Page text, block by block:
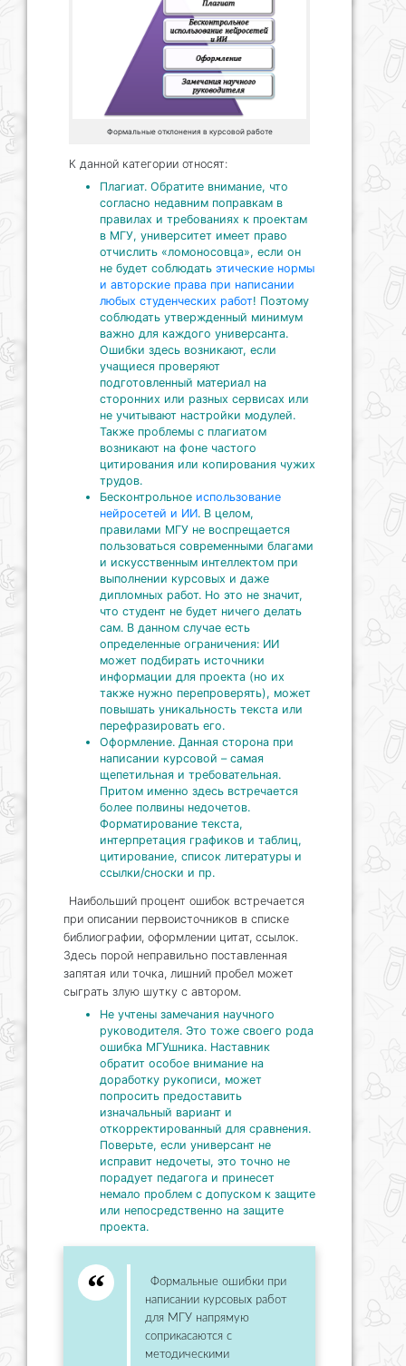
Формальные отклонения в курсовой работе
К данной категории относят:
Плагиат. Обратите внимание, что
согласно недавним поправкам в
правилах и требованиях к проектам
в МГУ, университет имеет право
отчислить «ломоносовца», если он
не будет соблюдать этические нормы
и авторские права при написании
любых студенческих работ! Поэтому
соблюдать утвержденный минимум
важно для каждого универсанта.
Ошибки здесь возникают, если
учащиеся проверяют
подготовленный материал на
сторонних или разных сервисах или
не учитывают настройки модулей.
Также проблемы с плагиатом
возникают на фоне частого
цитирования или копирования чужих
трудов.
Бесконтрольное использование
нейросетей и ИИ. В целом,
правилами МГУ не воспрещается
пользоваться современными благами
и искусственным интеллектом при
выполнении курсовых и даже
дипломных работ. Но это не значит,
что студент не будет ничего делать
сам. В данном случае есть
определенные ограничения: ИИ
может подбирать источники
информации для проекта (но их
также нужно перепроверять), может
повышать уникальность текста или
перефразировать его.
Оформление. Данная сторона при
написании курсовой – самая
щепетильная и требовательная.
Притом именно здесь встречается
более полвины недочетов.
Форматирование текста,
интерпретация графиков и таблиц,
цитирование, список литературы и
ссылки/сноски и пр.
Наибольший процент ошибок встречается
при описании первоисточников в списке
библиографии, оформлении цитат, ссылок.
Здесь порой неправильно поставленная
запятая или точка, лишний пробел может
сыграть злую шутку с автором.
Не учтены замечания научного
руководителя. Это тоже своего рода
ошибка МГУшника. Наставник
обратит особое внимание на
доработку рукописи, может
попросить предоставить
изначальный вариант и
откорректированный для сравнения.
Поверьте, если универсант не
исправит недочеты, это точно не
порадует педагога и принесет
немало проблем с допуском к защите
или непосредственно на защите
проекта.
Формальные ошибки при
написании курсовых работ
для МГУ напрямую
соприкасаются с
методическими